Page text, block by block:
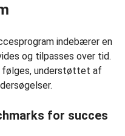
indebærer en
og tilpasses over tid.
følges, understøttet af
for succes